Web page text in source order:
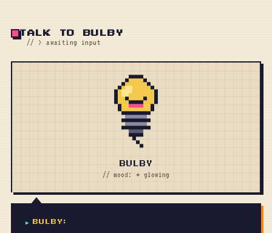
TALK TO BULBY
// > awaiting input
BULBY
// mood: ✦ glowing
▶ BULBY :